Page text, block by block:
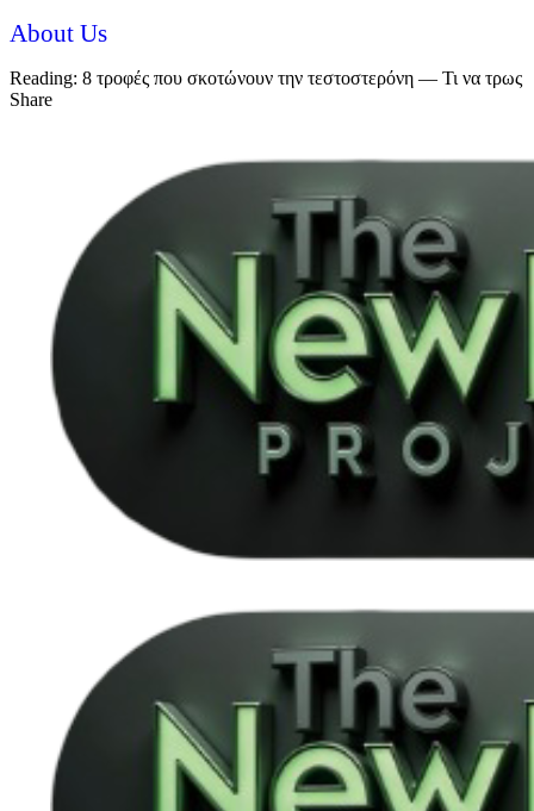
About Us
Reading: 8 τροφές που σκοτώνουν την τεστοστερόνη — Τι να τρως
Share